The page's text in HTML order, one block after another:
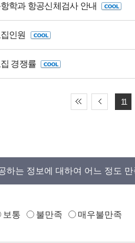
학과 항공신체검사 안내
인원
경쟁률
11
하는 정보에 대하여 어느 정도
보통 불만족 매우불만족